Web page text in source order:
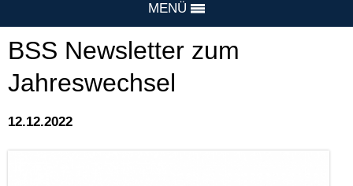
MENÜ
BSS Newsletter zum
Jahreswechsel
12.12.2022